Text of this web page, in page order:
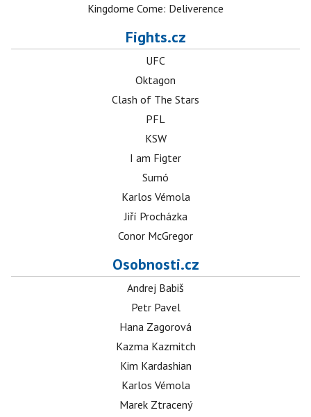
Kingdome Come: Deliverence
Fights.cz
UFC
Oktagon
Clash of The Stars
PFL
KSW
I am Figter
Sumó
Karlos Vémola
Jiří Procházka
Conor McGregor
Osobnosti.cz
Andrej Babiš
Petr Pavel
Hana Zagorová
Kazma Kazmitch
Kim Kardashian
Karlos Vémola
Marek Ztracený